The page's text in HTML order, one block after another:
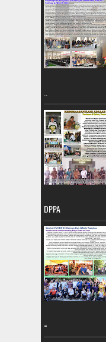
DPPA
=